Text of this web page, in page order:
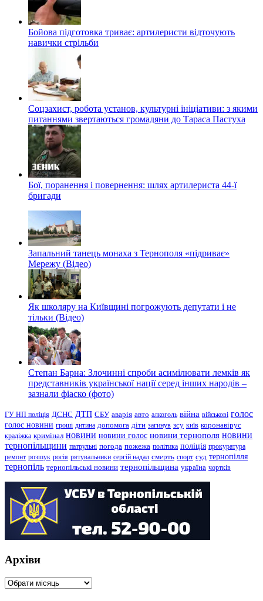
Бойова підготовка триває: артилеристи відточують
навички стрільби
Соцзахист, робота установ, культурні ініціативи: з якими
питаннями звертаються громадяни до Тараса Пастуха
Бої, поранення і повернення: шлях артилериста 44-ї
бригади
Запальний танець монаха з Тернополя «підриває»
Мережу (Відео)
Як школяру на Київщині погрожують депутати і не
тільки (Відео)
Степан Барна: Злочинні спроби асимілювати лемків як
представників української нації серед інших народів –
зазнали фіаско (фото)
ГУ НП поліція ДСНС ДТП СБУ аварія авто алкоголь війна військові голос
голос новини гроші дитина допомога діти загинув зсу київ коронавірус
крадіжка кримінал новини новини голос новини тернополя новини
тернопільщини патрульні погода пожежа політика поліція прокуратура
ремонт розшук росія рятувальники сергій надал смерть спорт суд тернопілля
тернопіль тернопільські новини тернопільщина україна чортків
Архіви
Архіви